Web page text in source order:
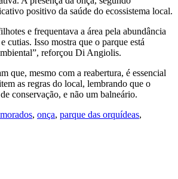
positivo da saúde do ecossistema local.
e frequentava a área pela abundância
cutias. Isso mostra que o parque está
reforçou Di Angiolis.
que, mesmo com a reabertura, é essencial
as regras do local, lembrando que o
conservação, e não um balneário.
, onça, parque das orquídeas,